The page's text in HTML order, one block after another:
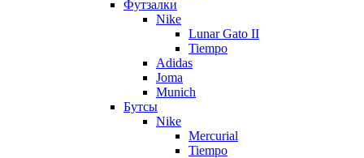
Футзалки
Nike
Lunar Gato II
Tiempo
Adidas
Joma
Munich
Бутсы
Nike
Mercurial
Tiempo